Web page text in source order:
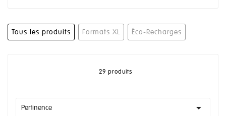
Tous les produits Formats XL Éco-Recharges
29 produits
Pertinence 